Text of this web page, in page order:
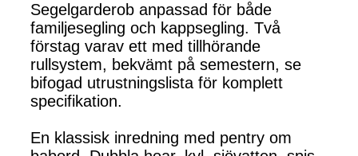
Segelgarderob anpassad för både
familjesegling och kappsegling. Två
förstag varav ett med tillhörande
rullsystem, bekvämt på semestern, se
bifogad utrustningslista för komplett
specifikation.
En klassisk inredning med pentry om